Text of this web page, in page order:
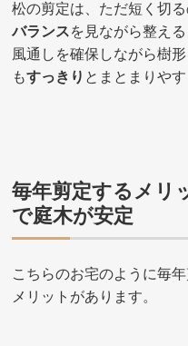
松の剪定は、ただ短く切
バランスを見ながら整え
風通しを確保しながら樹
もすっきり とまとまりやす
毎年剪定するメリ
で庭木が安定
こちらのお宅のように毎
メリットがあります。